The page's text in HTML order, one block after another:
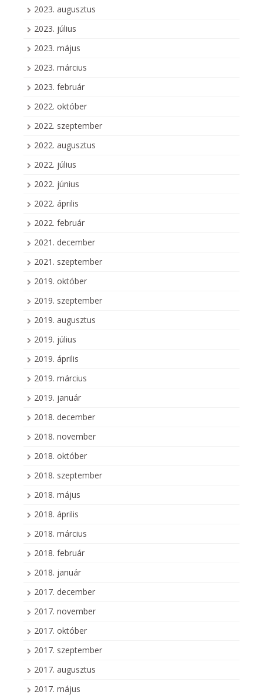
2023. augusztus
2023. július
2023. május
2023. március
2023. február
2022. október
2022. szeptember
2022. augusztus
2022. július
2022. június
2022. április
2022. február
2021. december
2021. szeptember
2019. október
2019. szeptember
2019. augusztus
2019. július
2019. április
2019. március
2019. január
2018. december
2018. november
2018. október
2018. szeptember
2018. május
2018. április
2018. március
2018. február
2018. január
2017. december
2017. november
2017. október
2017. szeptember
2017. augusztus
2017. május